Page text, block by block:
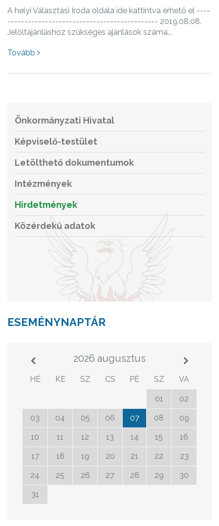
A helyi Választási Iroda oldala ide kattintva érhető el ----
-------------------------------------------- 2019.08.08.
Jelöltajánláshoz szükséges ajánlások száma...
Tovább
Önkormányzati Hivatal
Képviselő-testület
Letölthető dokumentumok
Intézmények
Hirdetmények
Közérdekű adatok
ESEMÉNYNAPTÁR
2026 augusztus
HÉ KE SZ CS PÉ SZ VA
01 02
03 04 05 06 07 08 09
10 11 12 13 14 15 16
17 18 19 20 21 22 23
24 25 26 27 28 29 30
31